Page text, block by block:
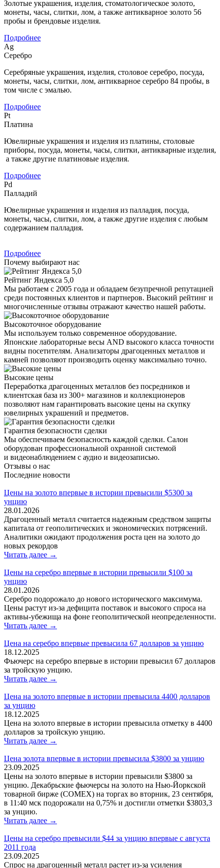
Золотые украшения, изделия, стоматологическое золото,
монеты, часы, слитки, лом, а также антикварное золото 56
пробы и брендовые изделия.
Подробнее
Ag
Серебро
Серебряные украшения, изделия, столовое серебро, посуда,
монеты, часы, слитки, лом, антикварное серебро 84 пробы, в
том числе с эмалью.
Подробнее
Pt
Платина
Ювелирные украшения и изделия из платины, столовые
приборы, посуда, монеты, часы, слитки, антикварные изделия,
а также другие платиновые изделия.
Подробнее
Pd
Палладий
Ювелирные украшения и изделия из палладия, посуда,
монеты, часы, слитки, лом, а также другие изделия с любым
содержанием палладия.
Подробнее
Почему выбирают нас
Рейтинг Яндекса 5,0
Мы работаем с 2005 года и обладаем безупречной репутацией
среди постоянных клиентов и партнеров. Высокий рейтинг и
многочисленные отзывы отражают качество нашей работы.
Высокоточное оборудование
Мы используем только современное оборудование.
Японские лабораторные весы AND высокого класса точности
видны посетителям. Анализаторы драгоценных металлов и
камней позволяют производить оценку максимально точно.
Высокие цены
Переработка драгоценных металлов без посредников и
клиентская база из 300+ магазинов и коллекционеров
позволяют нам гарантировать высокие цены на скупку
ювелирных украшений и предметов.
Гарантия безопасности сделки
Мы обеспечиваем безопасность каждой сделки. Салон
оборудован профессиональной охранной системой
и видеонаблюдением с аудио и видеозаписью.
Отзывы о нас
Последние новости
Цены на золото впервые в истории превысили $5300 за
унцию
28.01.2026
Драгоценный металл считается надежным средством защиты
капитала от геополитических и экономических потрясений.
Аналитики ожидают продолжения роста цен на золото до
новых рекордов
Читать далее →
Цены на серебро впервые в истории превысили $100 за
унцию
28.01.2026
Серебро подорожало до нового исторического максимума.
Цены растут из-за дефицита поставок и высокого спроса на
активы-убежища на фоне геополитической неопределенности.
Читать далее →
Цена на серебро впервые превысила 67 долларов за унцию
18.12.2025
Фьючерс на серебро впервые в истории превысил 67 долларов
за тройскую унцию.
Читать далее →
Цена на золото впервые в истории превысила 4400 долларов
за унцию
18.12.2025
Цена на золото впервые в истории превысила отметку в 4400
долларов за тройскую унцию.
Читать далее →
Цена золота впервые в истории превысила $3800 за унцию
23.09.2025
Цены на золото впервые в истории превысили $3800 за
унцию. Декабрьские фьючерсы на золото на Нью-Йоркской
товарной бирже (COMEX) на торгах во вторник, 23 сентября,
в 11:40 мск подорожали на 0,75% и достигли отметки $3803,3
за унцию.
Читать далее →
Цены на серебро превысили $44 за унцию впервые с августа
2011 года
23.09.2025
Спрос на драгоценный металл растет из-за усиления